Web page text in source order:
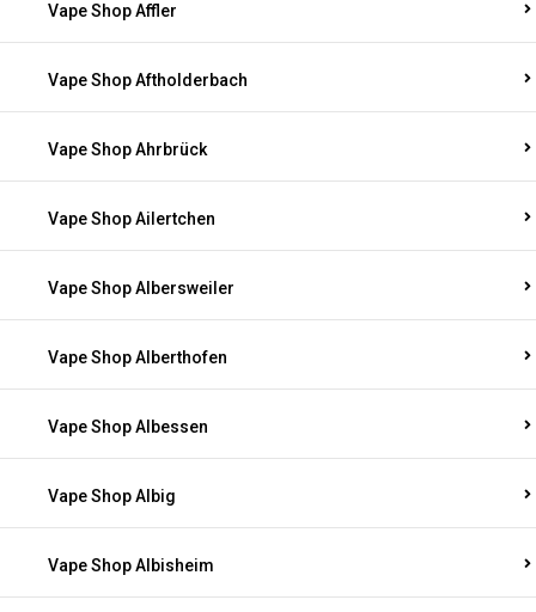
Vape Shop Affler
Vape Shop Aftholderbach
Vape Shop Ahrbrück
Vape Shop Ailertchen
Vape Shop Albersweiler
Vape Shop Alberthofen
Vape Shop Albessen
Vape Shop Albig
Vape Shop Albisheim